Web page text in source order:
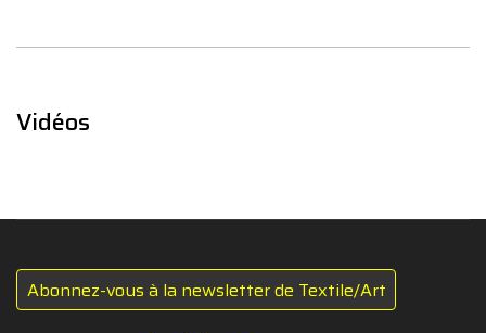
Vidéos
Abonnez-vous à la newsletter de Textile/Art